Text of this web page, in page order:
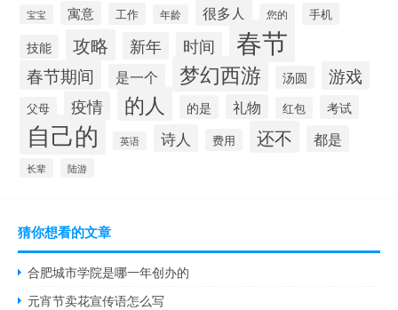
宝宝 寓意 工作 年龄 很多人 您的 手机
技能 攻略 新年 时间 春节
春节期间 是一个 梦幻西游 汤圆 游戏
父母 疫情 的人 的是 礼物 红包 考试
自己的 英语 诗人 费用 还不 都是
长辈 陆游
猜你想看的文章
合肥城市学院是哪一年创办的
元宵节卖花宣传语怎么写